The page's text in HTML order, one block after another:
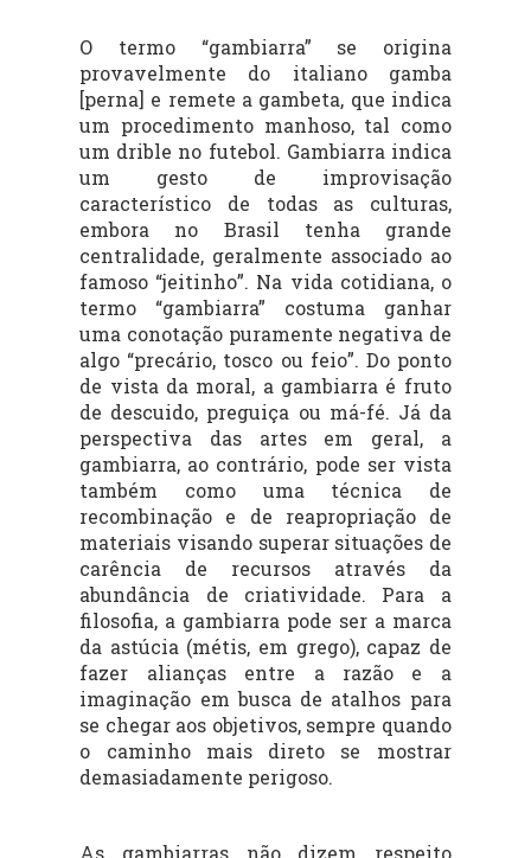
O termo “gambiarra” se origina
provavelmente do italiano gamba
[perna] e remete a gambeta, que indica
um procedimento manhoso, tal como
um drible no futebol. Gambiarra indica
um gesto de improvisação
característico de todas as culturas,
embora no Brasil tenha grande
centralidade, geralmente associado ao
famoso “jeitinho”. Na vida cotidiana, o
termo “gambiarra” costuma ganhar
uma conotação puramente negativa de
algo “precário, tosco ou feio”. Do ponto
de vista da moral, a gambiarra é fruto
de descuido, preguiça ou má-fé. Já da
perspectiva das artes em geral, a
gambiarra, ao contrário, pode ser vista
também como uma técnica de
recombinação e de reapropriação de
materiais visando superar situações de
carência de recursos através da
abundância de criatividade. Para a
filosofia, a gambiarra pode ser a marca
da astúcia (métis, em grego), capaz de
fazer alianças entre a razão e a
imaginação em busca de atalhos para
se chegar aos objetivos, sempre quando
o caminho mais direto se mostrar
demasiadamente perigoso.
As gambiarras não dizem respeito